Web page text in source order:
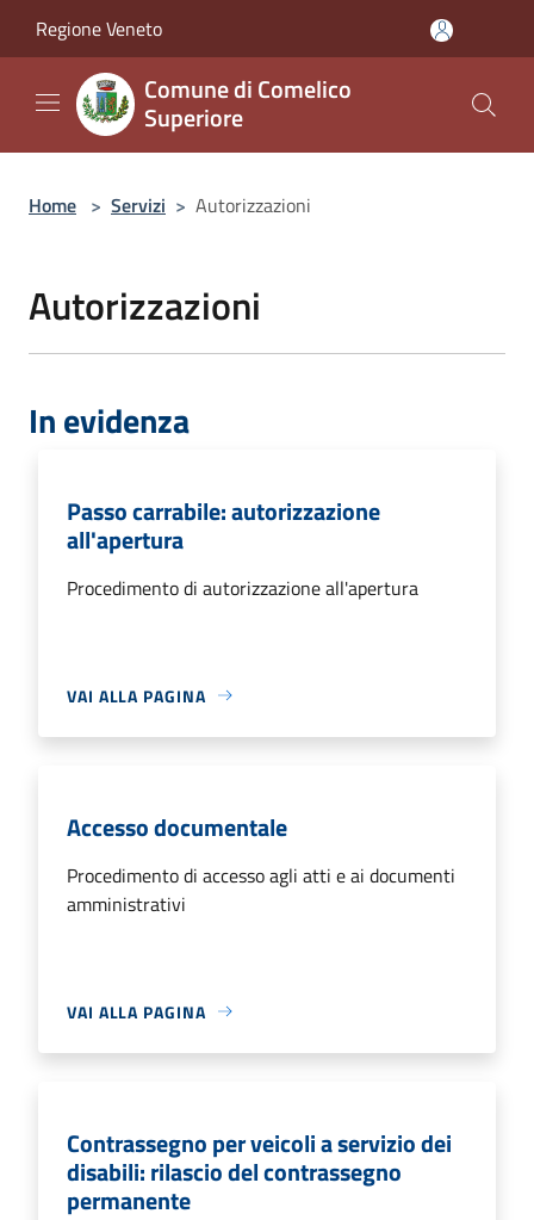
Regione Veneto
Comune di Comelico
Superiore
Home > Servizi > Autorizzazioni
Autorizzazioni
In evidenza
Passo carrabile: autorizzazione
all'apertura
Procedimento di autorizzazione all'apertura
VAI ALLA PAGINA
Accesso documentale
Procedimento di accesso agli atti e ai documenti
amministrativi
VAI ALLA PAGINA
Contrassegno per veicoli a servizio dei
disabili: rilascio del contrassegno
permanente